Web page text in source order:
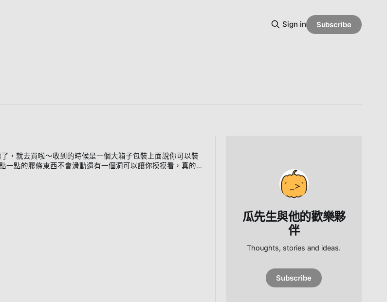
Sign in Subscribe
，就去買啦～收到的時候是一個大箱子包裝上面說你可以裝
點的膠條東西不會滑動還有一個洞可以讓你摸摸看，真的不
Ｄ這次買的是13吋的，放個iPhone5當比例尺近看綁帶的材
空間內層是絨布，放個Macbook跟ipad不會有什麼問題
瓜先生與他的歡樂夥
伴
Thoughts, stories and ideas.
Subscribe